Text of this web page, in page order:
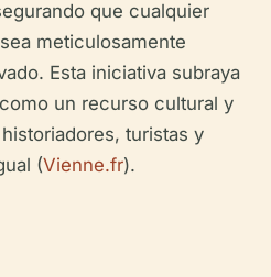
que cualquier
meticulosamente
Esta iniciativa subraya
un recurso cultural y
turistas y
(Vienne.fr).